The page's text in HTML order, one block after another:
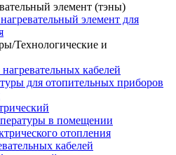
элемент (тэны)
элемент для
Технологические и
кабелей
для отопительных приборов
в помещении
отопления
кабелей